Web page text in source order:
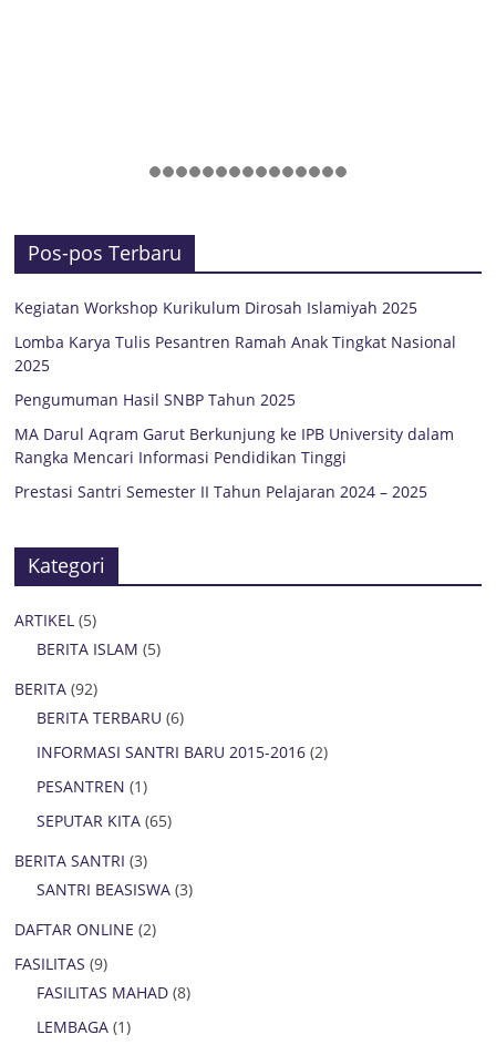
Pos-pos Terbaru
Kegiatan Workshop Kurikulum Dirosah Islamiyah 2025
Lomba Karya Tulis Pesantren Ramah Anak Tingkat Nasional
2025
Pengumuman Hasil SNBP Tahun 2025
MA Darul Aqram Garut Berkunjung ke IPB University dalam
Rangka Mencari Informasi Pendidikan Tinggi
Prestasi Santri Semester II Tahun Pelajaran 2024 – 2025
Kategori
ARTIKEL (5)
BERITA ISLAM (5)
BERITA (92)
BERITA TERBARU (6)
INFORMASI SANTRI BARU 2015-2016 (2)
PESANTREN (1)
SEPUTAR KITA (65)
BERITA SANTRI (3)
SANTRI BEASISWA (3)
DAFTAR ONLINE (2)
FASILITAS (9)
FASILITAS MAHAD (8)
LEMBAGA (1)